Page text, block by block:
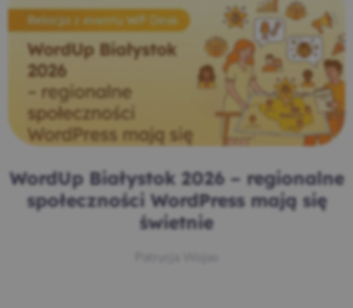
WordUp Białystok 2026 – regionalne
społeczności WordPress mają się
świetnie